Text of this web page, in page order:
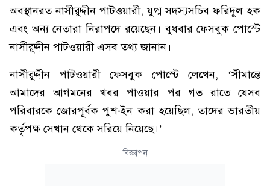
অবস্থানরত নাসীরুদ্দীন পাটওয়ারী, যুগ্ম সদস্যসচিব ফরিদুল হক
এবং অন্য নেতারা নিরাপদে রয়েছেন। বুধবার ফেসবুক পোস্টে
নাসীরুদ্দীন পাটওয়ারী এসব তথ্য জানান।
নাসীরুদ্দীন পাটওয়ারী ফেসবুক পোস্টে লেখেন, ‘সীমান্তে
আমাদের আগমনের খবর পাওয়ার পর গত রাতে যেসব
পরিবারকে জোরপূর্বক পুশ-ইন করা হয়েছিল, তাদের ভারতীয়
কর্তৃপক্ষ সেখান থেকে সরিয়ে নিয়েছে।’
বিজ্ঞাপন